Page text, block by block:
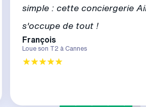
simple : cette conciergerie
s'occupe de tout !
François
Loue son T2 à Cannes